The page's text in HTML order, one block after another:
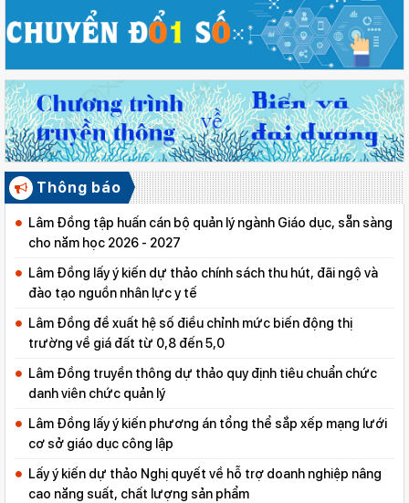
Thông báo
Lâm Đồng tập huấn cán bộ quản lý ngành Giáo dục, sẵn sàng
cho năm học 2026 - 2027
Lâm Đồng lấy ý kiến dự thảo chính sách thu hút, đãi ngộ và
đào tạo nguồn nhân lực y tế
Lâm Đồng đề xuất hệ số điều chỉnh mức biến động thị
trường về giá đất từ 0,8 đến 5,0
Lâm Đồng truyền thông dự thảo quy định tiêu chuẩn chức
danh viên chức quản lý
Lâm Đồng lấy ý kiến phương án tổng thể sắp xếp mạng lưới
cơ sở giáo dục công lập
Lấy ý kiến dự thảo Nghị quyết về hỗ trợ doanh nghiệp nâng
cao năng suất, chất lượng sản phẩm